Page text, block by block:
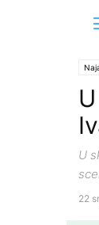
U
22